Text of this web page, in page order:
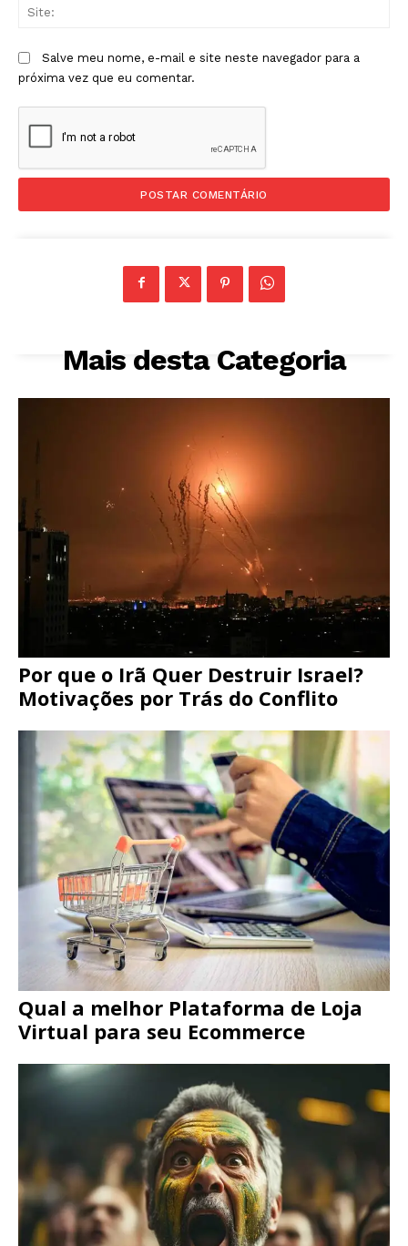
Salve meu nome, e-mail e site neste navegador para a
próxima vez que eu comentar.
Mais desta Categoria
Por que o Irã Quer Destruir Israel?
Motivações por Trás do Conflito
Qual a melhor Plataforma de Loja
Virtual para seu Ecommerce